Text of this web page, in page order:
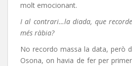
molt emocionant.
I al contrari…la diada, que
més ràbia?
No recordo massa la data, però
Osona, on havia de fer per